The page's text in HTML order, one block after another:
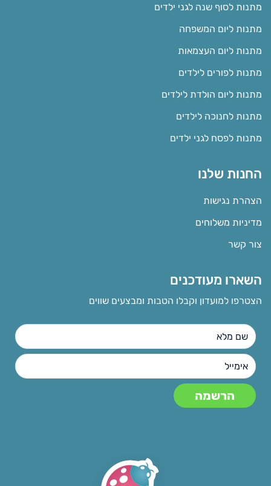
מתנות לסוף שנה לגני ילדים
מתנות ליום המשפחה
מתנות ליום העצמאות
מתנות לפורים לילדים
מתנות ליום הולדת לילדים
מתנות לחנוכה לילדים
מתנות לפסח לגני ילדים
החנות שלנו
הצהרת נגישות
מדיניות משלוחים
צור קשר
השארו מעודכנים
הצטרפו למועדון וקבלו הטבות ומבצעים שווים